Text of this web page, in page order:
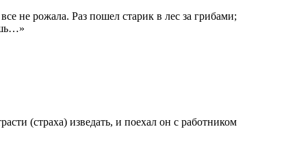
не рожала. Раз пошел старик в лес за грибами;
(страха) изведать, и поехал он с работником